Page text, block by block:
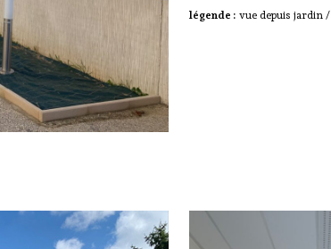
légende : vue depuis jardin /